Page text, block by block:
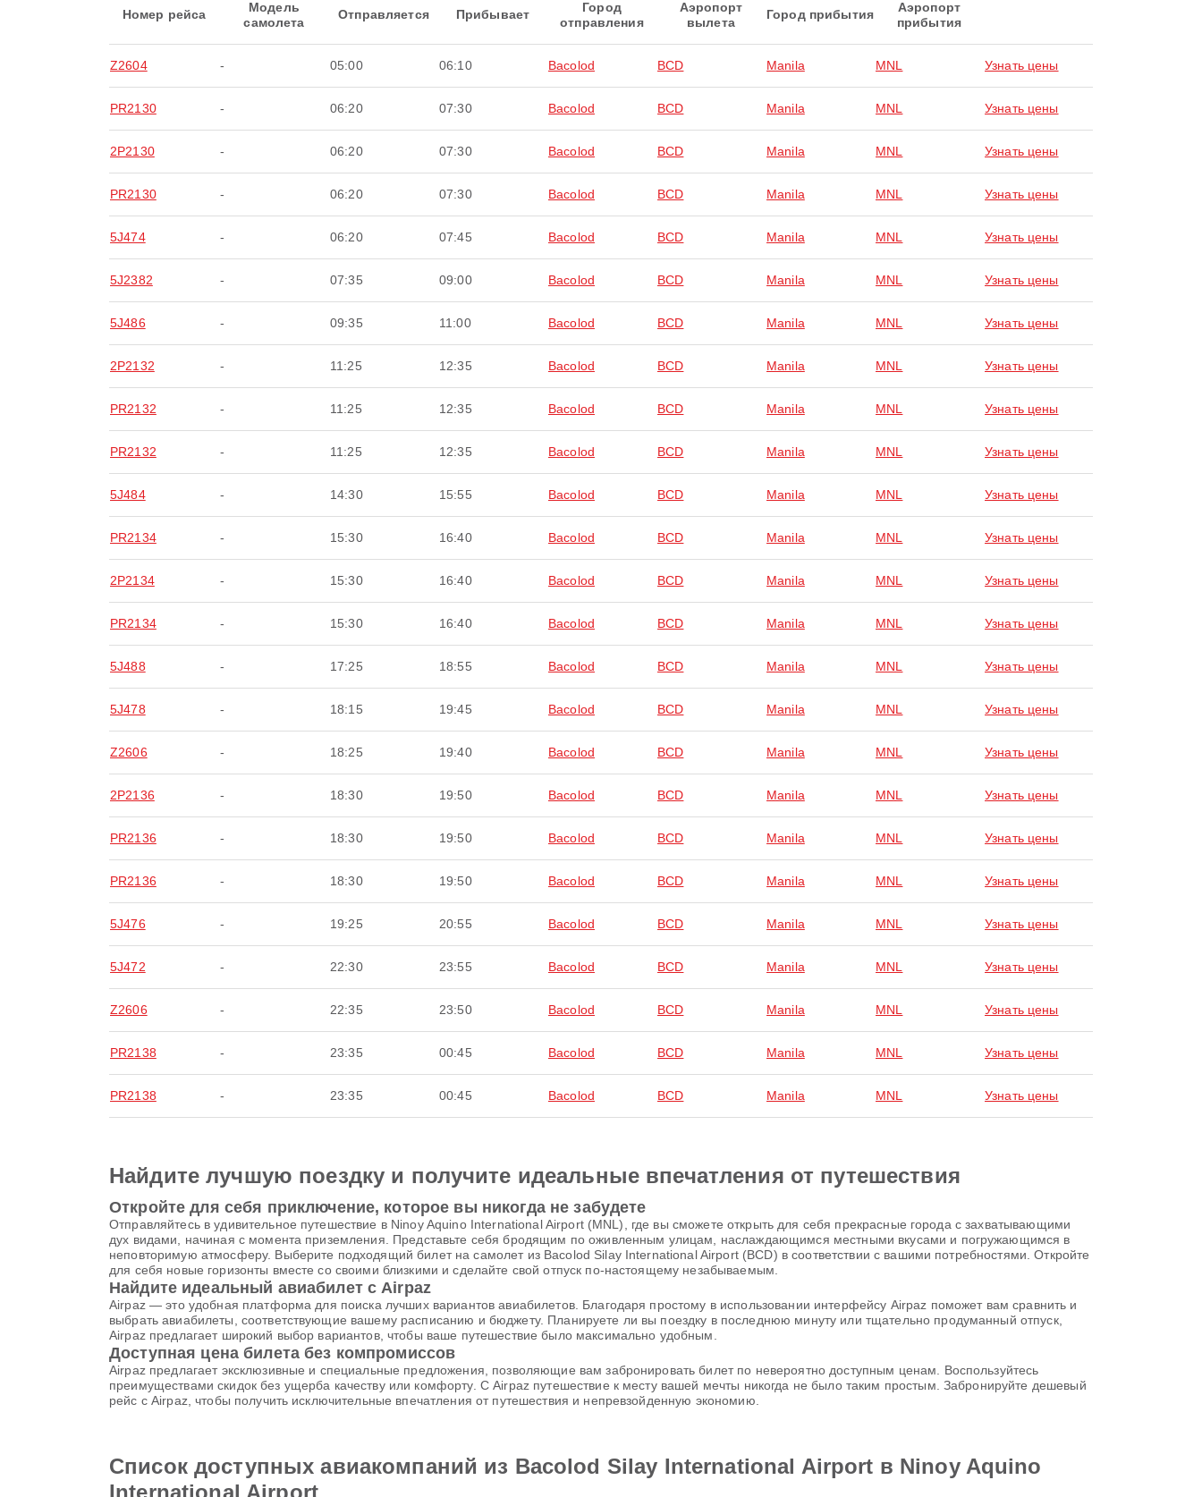
Номер рейса
Модель
самолета
Отправляется Прибывает
Город
отправления
Аэропорт
вылета
Город прибытия
Аэропорт
прибытия
Z2604 - 05:00 06:10 Bacolod BCD Manila MNL Узнать цены
PR2130 - 06:20 07:30 Bacolod BCD Manila MNL Узнать цены
2P2130 - 06:20 07:30 Bacolod BCD Manila MNL Узнать цены
PR2130 - 06:20 07:30 Bacolod BCD Manila MNL Узнать цены
5J474 - 06:20 07:45 Bacolod BCD Manila MNL Узнать цены
5J2382 - 07:35 09:00 Bacolod BCD Manila MNL Узнать цены
5J486 - 09:35 11:00 Bacolod BCD Manila MNL Узнать цены
2P2132 - 11:25 12:35 Bacolod BCD Manila MNL Узнать цены
PR2132 - 11:25 12:35 Bacolod BCD Manila MNL Узнать цены
PR2132 - 11:25 12:35 Bacolod BCD Manila MNL Узнать цены
5J484 - 14:30 15:55 Bacolod BCD Manila MNL Узнать цены
PR2134 - 15:30 16:40 Bacolod BCD Manila MNL Узнать цены
2P2134 - 15:30 16:40 Bacolod BCD Manila MNL Узнать цены
PR2134 - 15:30 16:40 Bacolod BCD Manila MNL Узнать цены
5J488 - 17:25 18:55 Bacolod BCD Manila MNL Узнать цены
5J478 - 18:15 19:45 Bacolod BCD Manila MNL Узнать цены
Z2606 - 18:25 19:40 Bacolod BCD Manila MNL Узнать цены
2P2136 - 18:30 19:50 Bacolod BCD Manila MNL Узнать цены
PR2136 - 18:30 19:50 Bacolod BCD Manila MNL Узнать цены
PR2136 - 18:30 19:50 Bacolod BCD Manila MNL Узнать цены
5J476 - 19:25 20:55 Bacolod BCD Manila MNL Узнать цены
5J472 - 22:30 23:55 Bacolod BCD Manila MNL Узнать цены
Z2606 - 22:35 23:50 Bacolod BCD Manila MNL Узнать цены
PR2138 - 23:35 00:45 Bacolod BCD Manila MNL Узнать цены
PR2138 - 23:35 00:45 Bacolod BCD Manila MNL Узнать цены
Найдите лучшую поездку и получите идеальные впечатления от путешествия
Откройте для себя приключение, которое вы никогда не забудете
Отправляйтесь в удивительное путешествие в Ninoy Aquino International Airport (MNL), где вы сможете открыть для себя прекрасные города с захватывающими
дух видами, начиная с момента приземления. Представьте себя бродящим по оживленным улицам, наслаждающимся местными вкусами и погружающимся в
неповторимую атмосферу. Выберите подходящий билет на самолет из Bacolod Silay International Airport (BCD) в соответствии с вашими потребностями. Откройте
для себя новые горизонты вместе со своими близкими и сделайте свой отпуск по-настоящему незабываемым.
Найдите идеальный авиабилет с Airpaz
Airpaz — это удобная платформа для поиска лучших вариантов авиабилетов. Благодаря простому в использовании интерфейсу Airpaz поможет вам сравнить и
выбрать авиабилеты, соответствующие вашему расписанию и бюджету. Планируете ли вы поездку в последнюю минуту или тщательно продуманный отпуск,
Airpaz предлагает широкий выбор вариантов, чтобы ваше путешествие было максимально удобным.
Доступная цена билета без компромиссов
Airpaz предлагает эксклюзивные и специальные предложения, позволяющие вам забронировать билет по невероятно доступным ценам. Воспользуйтесь
преимуществами скидок без ущерба качеству или комфорту. С Airpaz путешествие к месту вашей мечты никогда не было таким простым. Забронируйте дешевый
рейс с Airpaz, чтобы получить исключительные впечатления от путешествия и непревзойденную экономию.
Список доступных авиакомпаний из Bacolod Silay International Airport в Ninoy Aquino
International Airport